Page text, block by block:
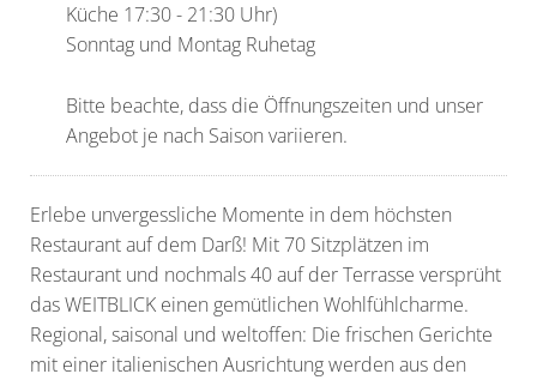
Küche 17:30 - 21:30 Uhr)
Sonntag und Montag Ruhetag
Bitte beachte, dass die Öffnungszeiten und unser
Angebot je nach Saison variieren.
Erlebe unvergessliche Momente in dem höchsten
Restaurant auf dem Darß! Mit 70 Sitzplätzen im
Restaurant und nochmals 40 auf der Terrasse versprüht
das WEITBLICK einen gemütlichen Wohlfühlcharme.
Regional, saisonal und weltoffen: Die frischen Gerichte
mit einer italienischen Ausrichtung werden aus den